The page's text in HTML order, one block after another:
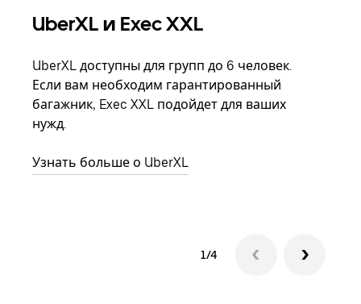
UberXL и Exec XXL
UberXL доступны для групп до 6 человек.
Если вам необходим гарантированный
багажник, Exec XXL подойдет для ваших
нужд.
Узнать больше о UberXL
1/4